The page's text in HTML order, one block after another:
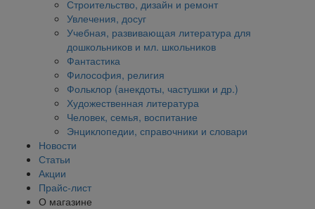
Строительство, дизайн и ремонт
Увлечения, досуг
Учебная, развивающая литература для
дошкольников и мл. школьников
Фантастика
Философия, религия
Фольклор (анекдоты, частушки и др.)
Художественная литература
Человек, семья, воспитание
Энциклопедии, справочники и словари
Новости
Статьи
Акции
Прайс-лист
О магазине